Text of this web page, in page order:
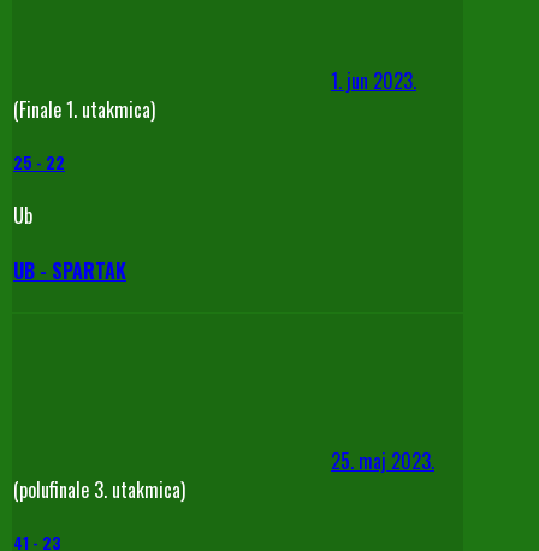
1. jun 2023.
(Finale 1. utakmica)
25 - 22
Ub
UB - SPARTAK
25. maj 2023.
(polufinale 3. utakmica)
41 - 23